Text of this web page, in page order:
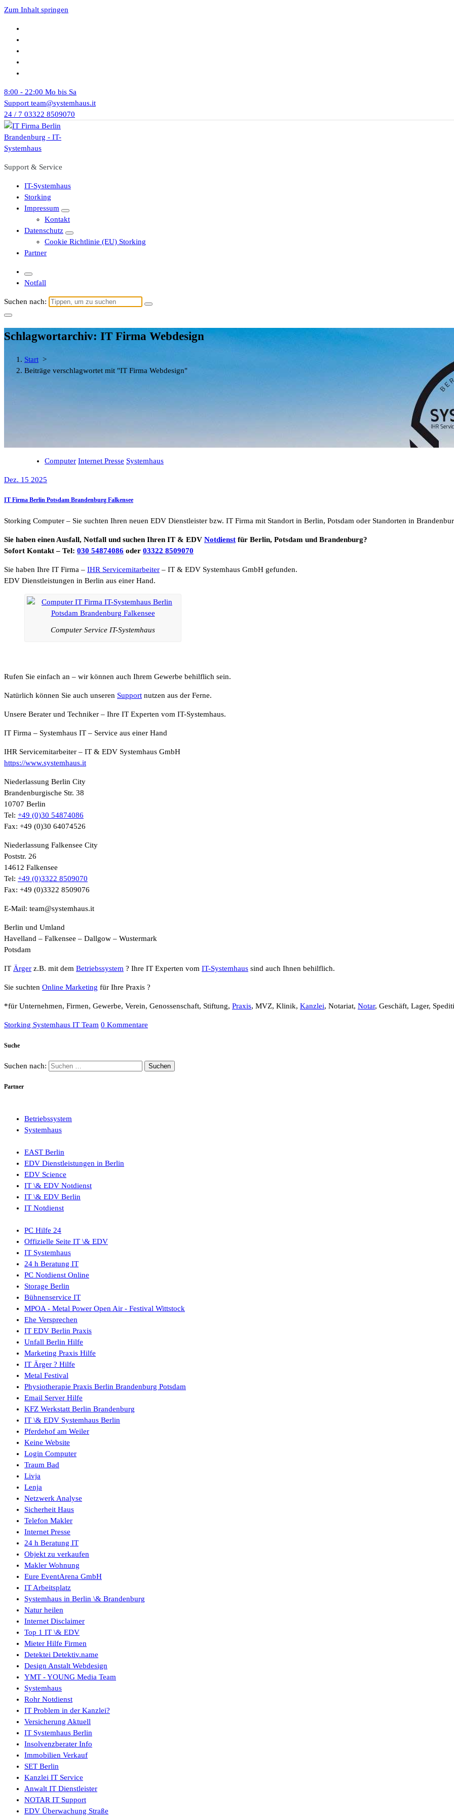
Zum Inhalt springen
8:00 - 22:00 Mo bis Sa
Support team@systemhaus.it
24 / 7 03322 8509070
Support & Service
IT-Systemhaus
Storking
Impressum
Kontakt
Datenschutz
Cookie Richtlinie (EU) Storking
Partner
Notfall
Suchen nach:
Schlagwortarchiv: IT Firma Webdesign
Start >
Beiträge verschlagwortet mit "IT Firma Webdesign"
Computer Internet Presse Systemhaus
Dez. 15 2025
IT Firma Berlin Potsdam Brandenburg Falkensee
Storking Computer – Sie suchten Ihren neuen EDV Dienstleister bzw. IT Firma mit Standort in Berlin, Potsdam oder Standorten in
Sie haben einen Ausfall, Notfall und suchen Ihren IT & EDV Notdienst für Berlin, Potsdam und Brandenburg?
Sofort Kontakt – Tel: 030 54874086 oder 03322 8509070
Sie haben Ihre IT Firma – IHR Servicemitarbeiter – IT & EDV Systemhaus GmbH gefunden.
EDV Dienstleistungen in Berlin aus einer Hand.
Computer Service IT-Systemhaus
Rufen Sie einfach an – wir können auch Ihrem Gewerbe behilflich sein.
Natürlich können Sie auch unseren Support nutzen aus der Ferne.
Unsere Berater und Techniker – Ihre IT Experten vom IT-Systemhaus.
IT Firma – Systemhaus IT – Service aus einer Hand
IHR Servicemitarbeiter – IT & EDV Systemhaus GmbH
https://www.systemhaus.it
Niederlassung Berlin City
Brandenburgische Str. 38
10707 Berlin
Tel: +49 (0)30 54874086
Fax: +49 (0)30 64074526
Niederlassung Falkensee City
Poststr. 26
14612 Falkensee
Tel: +49 (0)3322 8509070
Fax: +49 (0)3322 8509076
E-Mail: team@systemhaus.it
Berlin und Umland
Havelland – Falkensee – Dallgow – Wustermark
Potsdam
IT Ärger z.B. mit dem Betriebssystem ? Ihre IT Experten vom IT-Systemhaus sind auch Ihnen behilflich.
Sie suchten Online Marketing für Ihre Praxis ?
*für Unternehmen, Firmen, Gewerbe, Verein, Genossenschaft, Stiftung, Praxis, MVZ, Klinik, Kanzlei, Notariat, Notar, Geschäft, Lager,
Storking Systemhaus IT Team 0 Kommentare
Suche
Suchen nach:
Partner
Betriebssystem
Systemhaus
EAST Berlin
EDV Dienstleistungen in Berlin
EDV Science
IT \& EDV Notdienst
IT \& EDV Berlin
IT Notdienst
PC Hilfe 24
Offizielle Seite IT \& EDV
IT Systemhaus
24 h Beratung IT
PC Notdienst Online
Storage Berlin
Bühnenservice IT
MPOA - Metal Power Open Air - Festival Wittstock
Ehe Versprechen
IT EDV Berlin Praxis
Unfall Berlin Hilfe
Marketing Praxis Hilfe
IT Ärger ? Hilfe
Metal Festival
Physiotherapie Praxis Berlin Brandenburg Potsdam
Email Server Hilfe
KFZ Werkstatt Berlin Brandenburg
IT \& EDV Systemhaus Berlin
Pferdehof am Weiler
Keine Website
Login Computer
Traum Bad
Livja
Lenja
Netzwerk Analyse
Sicherheit Haus
Telefon Makler
Internet Presse
24 h Beratung IT
Objekt zu verkaufen
Makler Wohnung
Eure EventArena GmbH
IT Arbeitsplatz
Systemhaus in Berlin \& Brandenburg
Natur heilen
Internet Disclaimer
Top 1 IT \& EDV
Mieter Hilfe Firmen
Detektei Detektiv.name
Design Anstalt Webdesign
YMT - YOUNG Media Team
Systemhaus
Rohr Notdienst
IT Problem in der Kanzlei?
Versicherung Aktuell
IT Systemhaus Berlin
Insolvenzberater Info
Immobilien Verkauf
SET Berlin
Kanzlei IT Service
Anwalt IT Dienstleister
NOTAR IT Support
EDV Überwachung Straße